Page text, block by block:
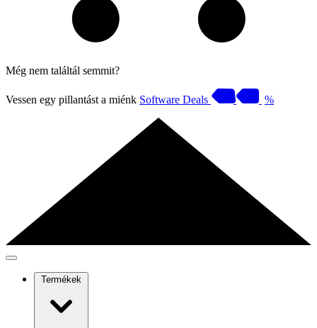
Még nem találtál semmit?
Vessen egy pillantást a miénk Software Deals %
Termékek